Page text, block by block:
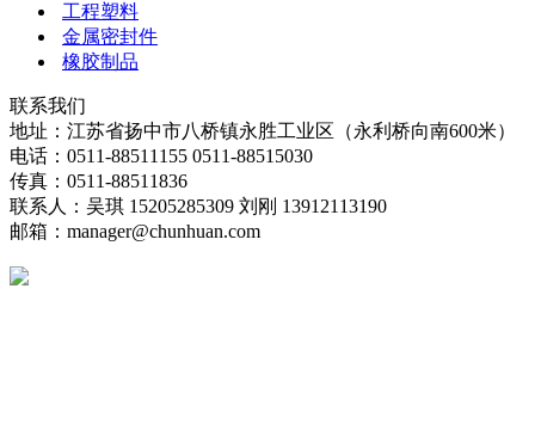
工程塑料
金属密封件
橡胶制品
联系我们
地址：江苏省扬中市八桥镇永胜工业区（永利桥向南600米）
电话：0511-88511155 0511-88515030
传真：0511-88511836
联系人：吴琪 15205285309 刘刚 13912113190
邮箱：manager@chunhuan.com